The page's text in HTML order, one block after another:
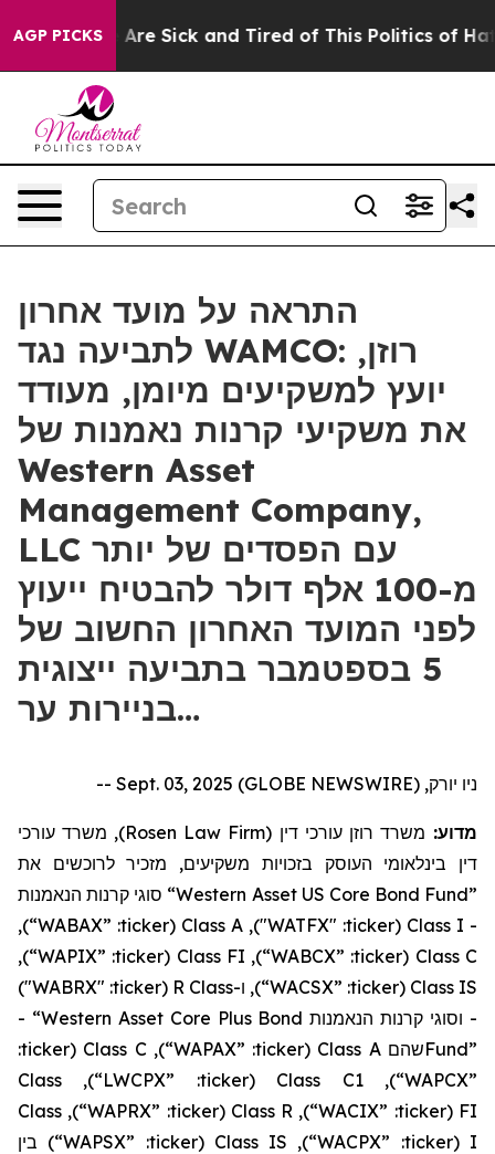
AGP PICKSAre Sick and Tired of This Politics of Hatred”
התראה על מועד אחרון
לתביעה נגד WAMCO: רוזן,
יועץ למשקיעים מיומן, מעודד
את משקיעי קרנות נאמנות של
Western Asset
Management Company,
LLC עם הפסדים של יותר
מ-100 אלף דולר להבטיח ייעוץ
לפני המועד האחרון החשוב של
5 בספטמבר בתביעה ייצוגית
בניירות ער…
ניו יורק, Sept. 03, 2025 (GLOBE NEWSWIRE) --
מדוע: משרד רוזן עורכי דין (Rosen Law Firm), משרד עורכי
דין בינלאומי העוסק בזכויות משקיעים, מזכיר לרוכשים את
“Western Asset US Core Bond Fund” סוגי קרנות הנאמנות
-
Class I
(
ticker
: "WATFX"),
Class A
(
ticker
:
“WABAX”
),
Class C
(
ticker
:
“WABCX”
),
Class FI
(
ticker
:
“WAPIX”
),
Class IS
(
ticker
:
“WACSX”
), ו-Class
ticker
: "WABRX")
- וסוגי קרנות הנאמנות - “Western Asset Core Plus Bond
Fund”שהםClass A
(
ticker
:
“WAPAX”
),
Class C
(
ticker
:
“WAPCX”
),
Class C1
(
ticker
:
“LWCPX”
),
Class
FI
(
ticker
:
“WACIX”
),
Class R
(
ticker
:
“WAPRX”
),
Class
I
(
ticker
:
“WACPX”
),
Class IS
(
ticker
:
“WAPSX”
) בין